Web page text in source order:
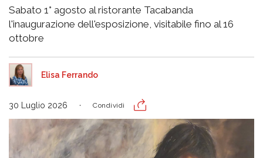
Sabato 1° agosto al ristorante Tacabanda
l'inaugurazione dell'esposizione, visitabile fino al 16
ottobre
Elisa Ferrando
30 Luglio 2026 Condividi